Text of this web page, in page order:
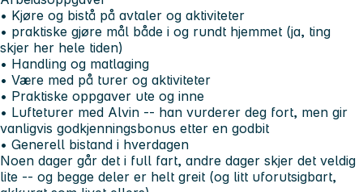
• Kjøre og bistå på avtaler og aktiviteter
• praktiske gjøre mål både i og rundt hjemmet (ja, ting
skjer her hele tiden)
• Handling og matlaging
• Være med på turer og aktiviteter
• Praktiske oppgaver ute og inne
• Lufteturer med Alvin -- han vurderer deg fort, men gir
vanligvis godkjenningsbonus etter en godbit
• Generell bistand i hverdagen
Noen dager går det i full fart, andre dager skjer det veldig
lite -- og begge deler er helt greit (og litt uforutsigbart,